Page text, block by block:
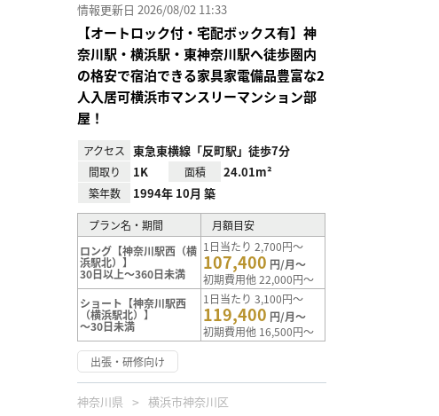
情報更新日 2026/08/02 11:33
【オートロック付・宅配ボックス有】神
奈川駅・横浜駅・東神奈川駅へ徒歩圏内
の格安で宿泊できる家具家電備品豊富な2
人入居可横浜市マンスリーマンション部
屋！
アクセス 東急東横線「反町駅」徒歩7分
間取り 1K 面積 24.01m²
築年数 1994年 10月 築
プラン名・期間
月額目安
ロング【神奈川駅西（横
浜駅北）】
30日以上～360日未満
1日当たり 2,700円～
107,400 円/月～
初期費用他 22,000円～
ショート【神奈川駅西
（横浜駅北）】
～30日未満
1日当たり 3,100円～
119,400 円/月～
初期費用他 16,500円～
出張・研修向け
神奈川県 横浜市神奈川区